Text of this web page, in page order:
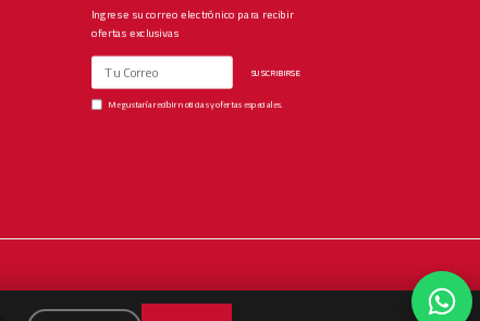
Ingrese su correo electrónico para recibir
ofertas exclusivas
SUSCRIBIRSE
Me gustaría recibir noticias y ofertas especiales.